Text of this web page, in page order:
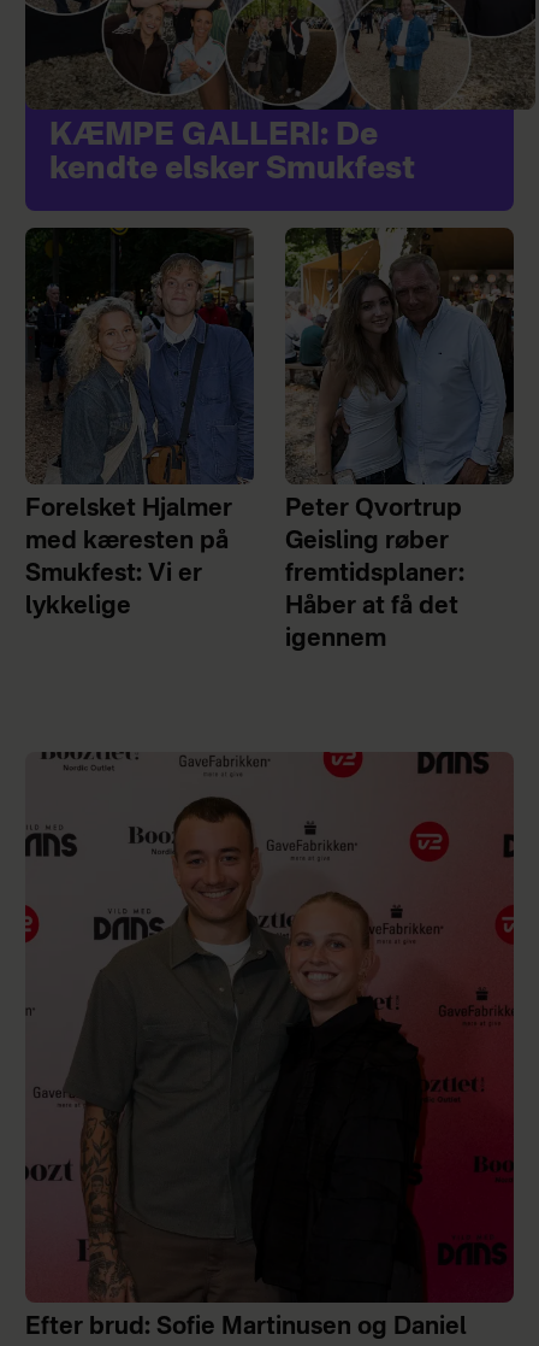
KÆMPE GALLERI: De
kendte elsker Smukfest
Forelsket Hjalmer
med kæresten på
Smukfest: Vi er
lykkelige
Peter Qvortrup
Geisling røber
fremtidsplaner:
Håber at få det
igennem
Efter brud: Sofie Martinusen og Daniel